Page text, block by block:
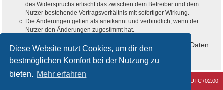
Diese Website nutzt Cookies, um dir den
bestmöglichen Komfort bei der Nutzung zu
bieten. Mehr erfahren
des Widerspruchs erlischt das zwischen dem Betreiber und dem
Nutzer bestehende Vertragsverhältnis mit sofortiger Wirkung.
Die Änderungen gelten als anerkannt und verbindlich, wenn der
Nutzer den Änderungen zugestimmt hat.
Informationen über den Umgang mit deinen persönlichen Daten
sind in der Datenschutzerklärung enthalten.
UTC+02:00